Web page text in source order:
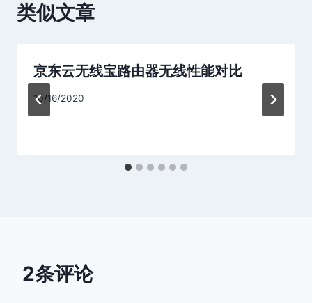
类似文章
京东云无线宝路由器无线性能对比
10/16/2020
2条评论